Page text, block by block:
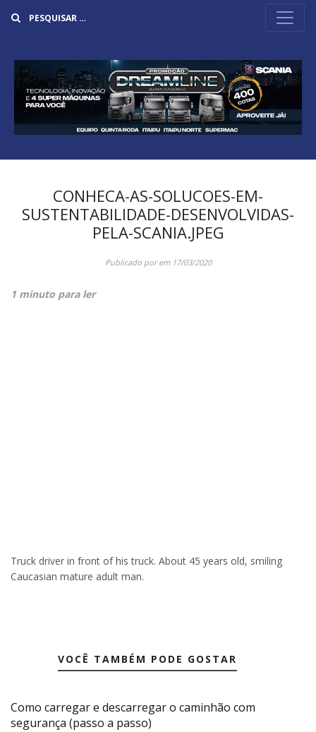
CONHECA-AS-SOLUCOES-EM-
SUSTENTABILIDADE-DESENVOLVIDAS-
PELA-SCANIA.JPEG
Publicado porem 17/03/2020
1 minuto para ler
Truck driver in front of his truck. About 45 years old, smiling
Caucasian mature adult man.
VOCÊ TAMBÉM PODE GOSTAR
Como carregar e descarregar o caminhão com
segurança (passo a passo)